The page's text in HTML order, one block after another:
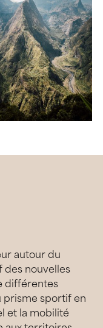
autour du
des nouvelles
différentes
prisme sportif en
et la mobilité